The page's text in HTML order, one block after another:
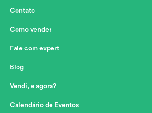
Contato
Como vender
Fale com expert
Blog
Vendi, e agora?
Calendário de Eventos